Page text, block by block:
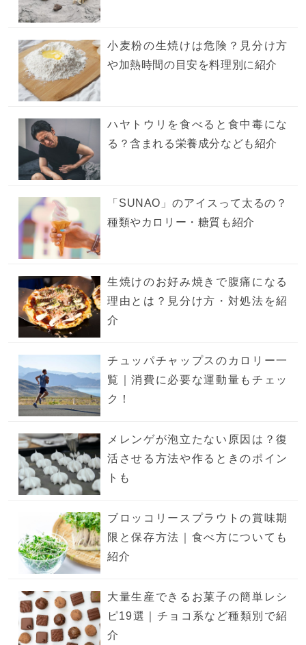
小麦粉の生焼けは危険？見分け方
や加熱時間の目安を料理別に紹介
ハヤトウリを食べると食中毒にな
る？含まれる栄養成分なども紹介
「SUNAO」のアイスって太るの？
種類やカロリー・糖質も紹介
生焼けのお好み焼きで腹痛になる
理由とは？見分け方・対処法を紹
介
チュッパチャップスのカロリー一
覧｜消費に必要な運動量もチェッ
ク！
メレンゲが泡立たない原因は？復
活させる方法や作るときのポイン
トも
ブロッコリースプラウトの賞味期
限と保存方法｜食べ方についても
紹介
大量生産できるお菓子の簡単レシ
ピ19選｜チョコ系など種類別で紹
介